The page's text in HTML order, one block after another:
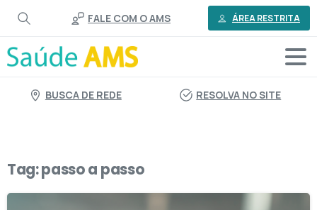
conteúdo
FALE COM O AMS ÁREA RESTRITA
BUSCA DE REDE RESOLVA NO SITE
Tag:passo a passo